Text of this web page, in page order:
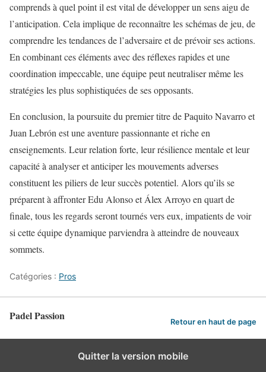
comprends à quel point il est vital de développer un sens aigu de
l’anticipation. Cela implique de reconnaître les schémas de jeu, de
comprendre les tendances de l’adversaire et de prévoir ses actions.
En combinant ces éléments avec des réflexes rapides et une
coordination impeccable, une équipe peut neutraliser même les
stratégies les plus sophistiquées de ses opposants.
En conclusion, la poursuite du premier titre de Paquito Navarro et
Juan Lebrón est une aventure passionnante et riche en
enseignements. Leur relation forte, leur résilience mentale et leur
capacité à analyser et anticiper les mouvements adverses
constituent les piliers de leur succès potentiel. Alors qu’ils se
préparent à affronter Edu Alonso et Álex Arroyo en quart de
finale, tous les regards seront tournés vers eux, impatients de voir
si cette équipe dynamique parviendra à atteindre de nouveaux
sommets.
Catégories : Pros
Padel Passion Retour en haut de page
Quitter la version mobile